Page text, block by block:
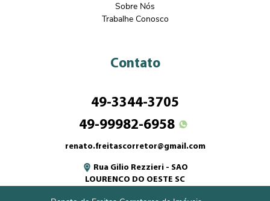
Sobre Nós
Trabalhe Conosco
Contato
49-3344-3705
49-99982-6958
renato.freitascorretor@gmail.com
Rua Gilio Rezzieri - SAO
LOURENCO DO OESTE SC